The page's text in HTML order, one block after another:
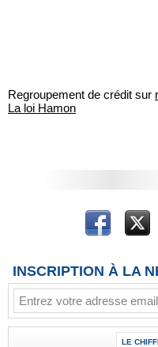
Regroupement de crédit sur
La loi Hamon
INSCRIPTION À LA
LE